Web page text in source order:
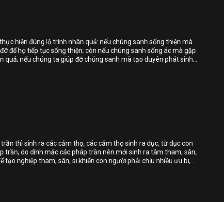
hiện đúng lộ trình nhân quả: nếu chúng sanh sống thiện mà
để họ tiếp tục sống thiện; còn nếu chúng sanh sống ác mà gặp
quả; nếu chúng ta giúp đỡ chúng sanh mà tạo duyên phát sinh
Bình luận
thì sinh ra các cảm thọ, các cảm thọ sinh ra dục, từ dục con
trần, do dính mắc các pháp trần nên mới sinh ra tâm tham, sân,
tạo nghiệp tham, sân, si khiến con người phải chịu nhiều ưu bi,
Bình luận